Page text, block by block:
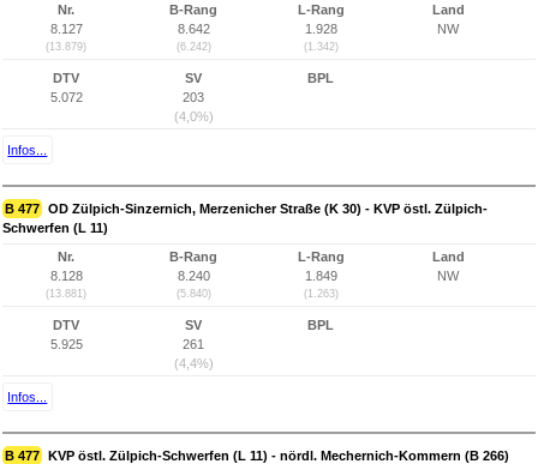
Nr.
8.127
(13.879)
B-Rang
8.642
(6.242)
L-Rang
1.928
(1.342)
Land
NW
DTV
5.072
SV
203
(4,0%)
BPL
Infos...
B 477 OD Zülpich-Sinzernich, Merzenicher Straße (K 30) - KVP östl. Zülpich-
Schwerfen (L 11)
Nr.
8.128
(13.881)
B-Rang
8.240
(5.840)
L-Rang
1.849
(1.263)
Land
NW
DTV
5.925
SV
261
(4,4%)
BPL
Infos...
B 477 KVP östl. Zülpich-Schwerfen (L 11) - nördl. Mechernich-Kommern (B 266)